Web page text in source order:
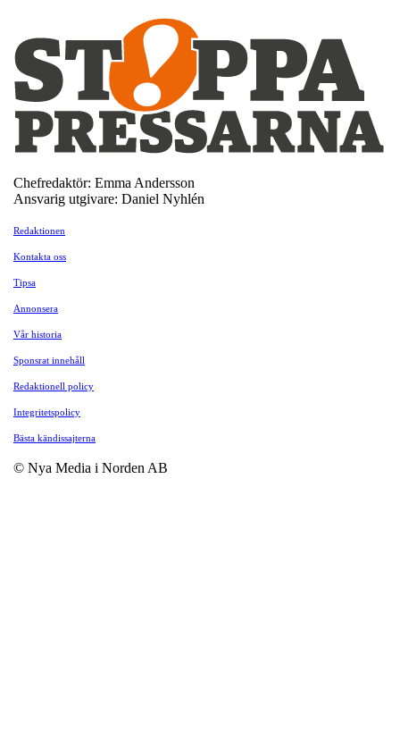
Chefredaktör: Emma Andersson
Ansvarig utgivare: Daniel Nyhlén
Redaktionen
Kontakta oss
Tipsa
Annonsera
Vår historia
Sponsrat innehåll
Redaktionell policy
Integritetspolicy
Bästa kändissajterna
© Nya Media i Norden AB